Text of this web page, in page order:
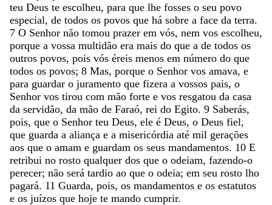
teu Deus te escolheu, para que lhe fosses o seu povo
especial, de todos os povos que há sobre a face da terra.
7 O Senhor não tomou prazer em vós, nem vos escolheu,
porque a vossa multidão era mais do que a de todos os
outros povos, pois vós éreis menos em número do que
todos os povos; 8 Mas, porque o Senhor vos amava, e
para guardar o juramento que fizera a vossos pais, o
Senhor vos tirou com mão forte e vos resgatou da casa
da servidão, da mão de Faraó, rei do Egito. 9 Saberás,
pois, que o Senhor teu Deus, ele é Deus, o Deus fiel,
que guarda a aliança e a misericórdia até mil gerações
aos que o amam e guardam os seus mandamentos. 10 E
retribui no rosto qualquer dos que o odeiam, fazendo-o
perecer; não será tardio ao que o odeia; em seu rosto lho
pagará. 11 Guarda, pois, os mandamentos e os estatutos
e os juízos que hoje te mando cumprir.